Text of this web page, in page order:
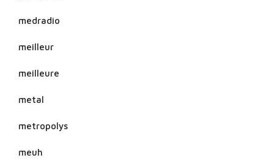
medradio
meilleur
meilleure
metal
metropolys
meuh